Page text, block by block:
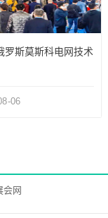
罗斯莫斯科电网技术
06
会网